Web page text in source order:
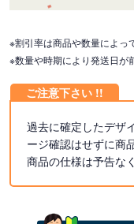
※割引率は商品や数量によっ
※数量や時期により発送日が
過去に確定したデザ
ージ確認はせずに商
商品の仕様は予告な